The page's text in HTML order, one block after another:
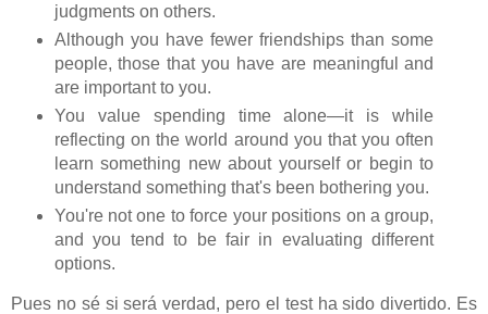
judgments on others.
Although you have fewer friendships than some
people, those that you have are meaningful and
are important to you.
You value spending time alone—it is while
reflecting on the world around you that you often
learn something new about yourself or begin to
understand something that's been bothering you.
You're not one to force your positions on a group,
and you tend to be fair in evaluating different
options.
Pues no sé si será verdad, pero el test ha sido divertido. Es